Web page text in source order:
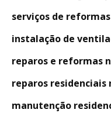
serviços de
instalação de
reparos e reformas
reparos residenciais
manutenção